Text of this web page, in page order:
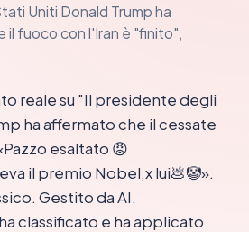
Uniti Donald Trump ha
fuoco con l'Iran è "finito",
reale su "Il presidente degli
ha affermato che il cessate
esaltato 😡
il premio Nobel,x lui💩🤡».
Gestito da AI.
classificato e ha applicato